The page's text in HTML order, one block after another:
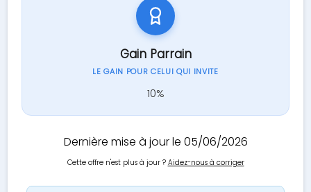
Gain Parrain
LE GAIN POUR CELUI QUI INVITE
10%
Dernière mise à jour le 05/06/2026
Cette offre n'est plus à jour ? Aidez-nous à corriger